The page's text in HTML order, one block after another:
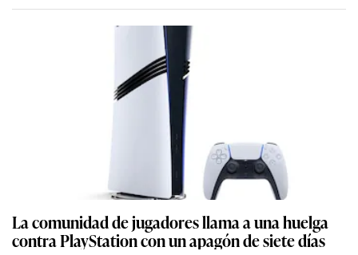
La comunidad de jugadores llama a una huelga
contra PlayStation con un apagón de siete días